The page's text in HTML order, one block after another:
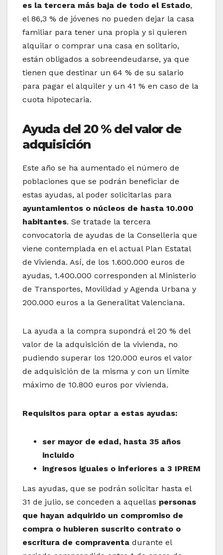
es la tercera más baja de todo el Estado,
el 86,3 % de jóvenes no pueden dejar la casa
familiar para tener una propia y si quieren
alquilar o comprar una casa en solitario,
están obligados a sobreendeudarse, ya que
tienen que destinar un 64 % de su salario
para pagar el alquiler y un 41 % en caso de la
cuota hipotecaria.
Ayuda del 20 % del valor de
adquisición
Este año se ha aumentado el número de
poblaciones que se podrán beneficiar de
estas ayudas, al poder solicitarlas para
ayuntamientos o núcleos de hasta 10.000
habitantes. Se tratade la tercera
convocatoria de ayudas de la Conselleria que
viene contemplada en el actual Plan Estatal
de Vivienda. Así, de los 1.600.000 euros de
ayudas, 1.400.000 corresponden al Ministerio
de Transportes, Movilidad y Agenda Urbana y
200.000 euros a la Generalitat Valenciana.
La ayuda a la compra supondrá el 20 % del
valor de la adquisición de la vivienda, no
pudiendo superar los 120.000 euros el valor
de adquisición de la misma y con un límite
máximo de 10.800 euros por vivienda.
Requisitos para optar a estas ayudas:
ser mayor de edad, hasta 35 años
incluido
ingresos iguales o inferiores a 3 IPREM
Las ayudas, que se podrán solicitar hasta el
31 de julio, se conceden a aquellas personas
que hayan adquirido un compromiso de
compra o hubieren suscrito contrato o
escritura de compraventa durante el